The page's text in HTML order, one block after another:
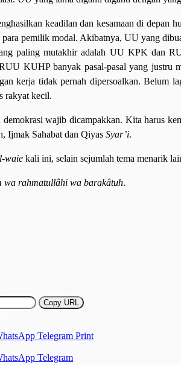
keadilan dan kesamaan di depan
para pemilik modal. Akibatnya, UU yang
paling mutakhir adalah UU KPK dan
KUHP banyak pasal-pasal yang justru
kerja tidak pernah dipersoalkan. Belum
rakyat kecil.
wajib dicampakkan. Kita harus
Ijmak Sahabat dan Qiyas Syar’i.
waie kali ini, selain sejumlah tema menarik
wa rahmatullâhi wa barakâtuh.
Copy URL
Telegram Print
Telegram